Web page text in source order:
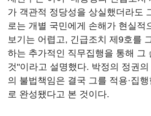
가 객관적 정당성을 상실했더라도
로는 개별 국민에게 손해가 현실적
보기는 어렵고, 긴급조치 제9호를
하는 추가적인 직무집행을 통해 그
것"이라고 설명했다. 박정의 정권
의 불법책임은 결국 그를 적용·집
로 완성됐다고 본 것이다.